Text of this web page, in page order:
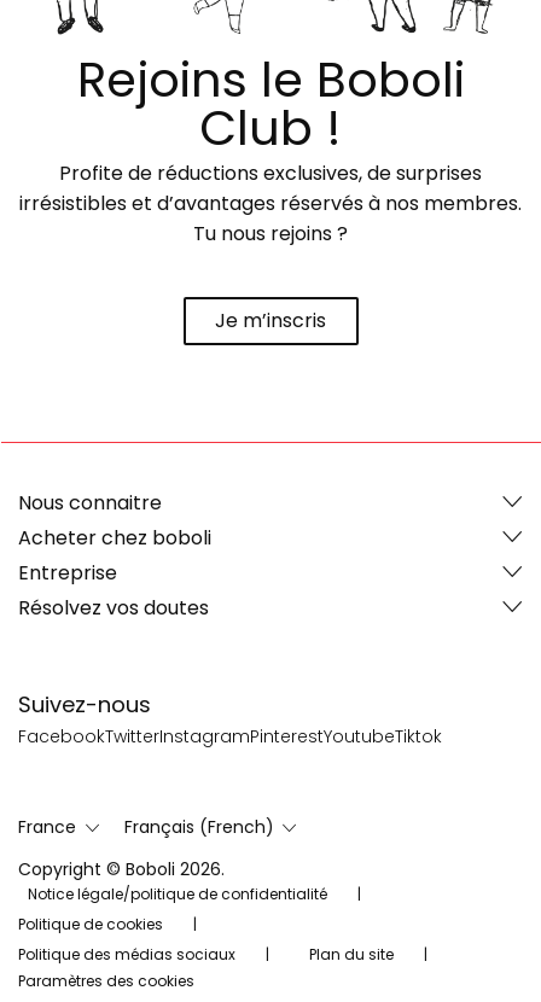
Rejoins le Boboli
Club !
Profite de réductions exclusives, de surprises
irrésistibles et d’avantages réservés à nos membres.
Tu nous rejoins ?
Je m’inscris
Suivez-nous
FacebookTwitterInstagramPinterestYoutubeTiktok
Nous connaitre
Acheter chez boboli
Entreprise
Résolvez vos doutes
France
Français (French)
Copyright © Boboli 2026.
Notice légale/politique de confidentialité
Politique de cookies
Politique des médias sociaux
Plan du site
Paramètres des cookies